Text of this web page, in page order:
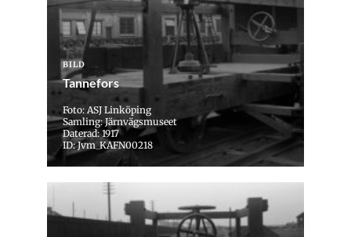
BILD
Tannefors
Foto: ASJ Linköping
Samling: Järnvägsmuseet
Daterad: 1917
ID: Jvm_KAFN00218